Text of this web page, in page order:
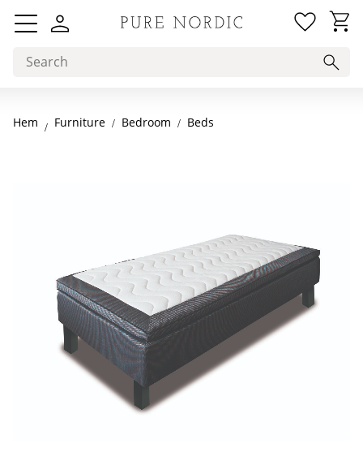
Menu
Basket
Hem Furniture Bedroom Beds